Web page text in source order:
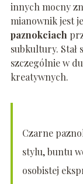
innych mocny
mianownik jest
paznokciach
subkultury. Stał
szczególnie w
kreatywnych.
Czarne
stylu, buntu
osobistej